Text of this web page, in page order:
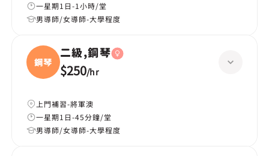
一星期1日-1小時/堂
男導師/女導師-大學程度
鋼琴
二級,鋼琴
$250/hr
上門補習-將軍澳
一星期1日-45分鐘/堂
男導師/女導師-大學程度